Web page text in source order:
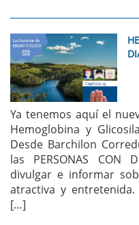
Ya tenemos aquí el
Hemoglobina y
Desde Barchilon
las PERSONAS CON
divulgar e informar
atractiva y
[…]